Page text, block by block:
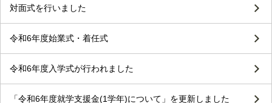
対面式を行いました
令和6年度始業式・着任式
令和6年度入学式が行われました
「令和6年度就学支援金(1学年)について」を更新しました